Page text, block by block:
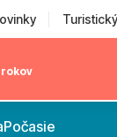
rokov
Počasie